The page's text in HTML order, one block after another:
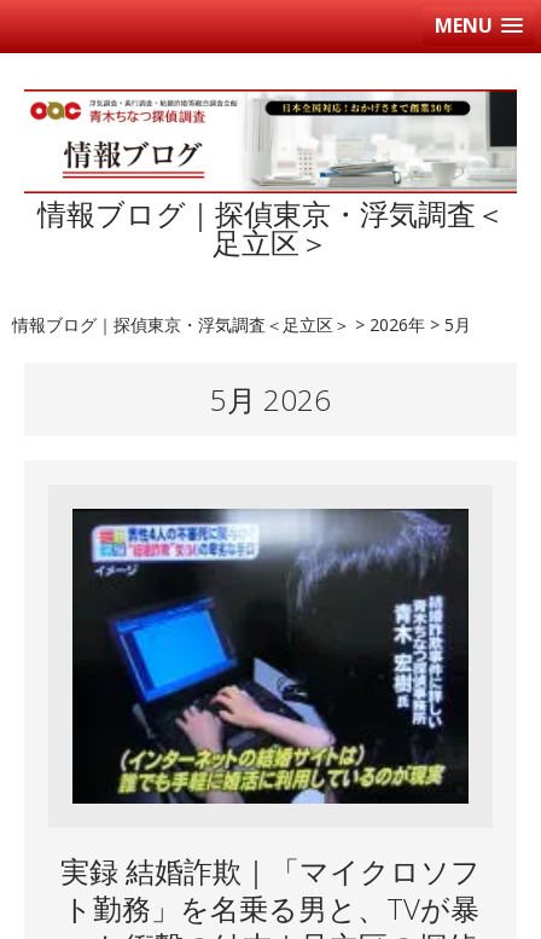
MENU
情報ブログ｜探偵東京・浮気調査＜
足立区＞
情報ブログ｜探偵東京・浮気調査＜足立区＞ > 2026年 > 5月
5月 2026
実録 結婚詐欺｜「マイクロソフ
ト勤務」を名乗る男と、TVが暴